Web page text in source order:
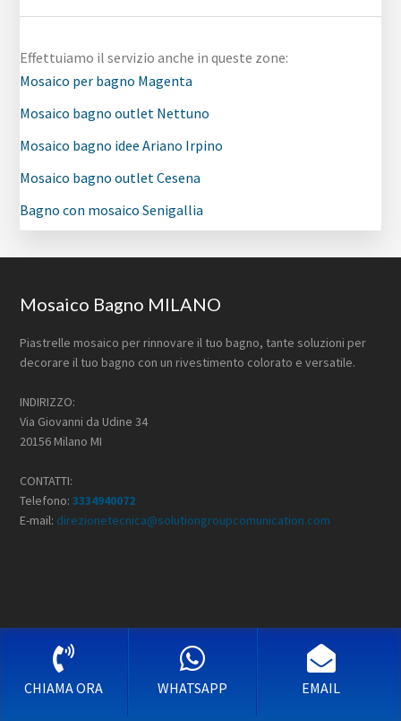
Effettuiamo il servizio anche in queste zone:
Mosaico per bagno Magenta
Mosaico bagno outlet Nettuno
Mosaico bagno idee Ariano Irpino
Mosaico bagno outlet Cesena
Bagno con mosaico Senigallia
Footer
Mosaico Bagno MILANO
Piastrelle mosaico per rinnovare il tuo bagno, tante soluzioni per
decorare il tuo bagno con un rivestimento colorato e versatile.
INDIRIZZO:
Via Giovanni da Udine 34
20156 Milano MI
CONTATTI:
Telefono:3334940072
E-mail: direzionetecnica@solutiongroupcomunication.com
I NOSTRI PRINCIPALI SERVIZI
CHIAMA ORA WHATSAPP EMAIL